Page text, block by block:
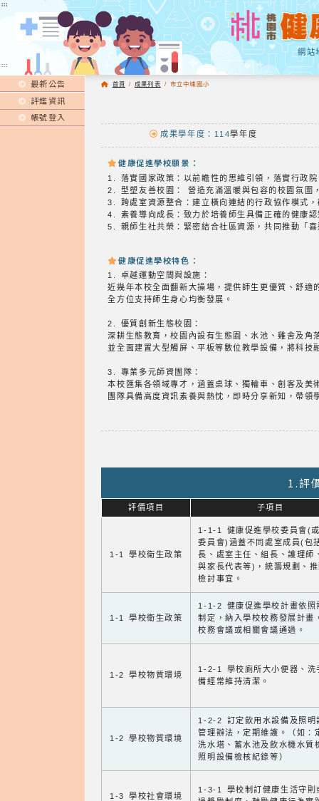
:::
網站
:::
最新公告
評鑑資訊
帳號登入
首頁 / 成果列表 / 市立中埔國小
成果學年度：114學年度
健康促進學校願景：
1. 落實國家政策：以前瞻性的思維引領，落實行
2. 型塑友善校園： 營造充滿溫暖與包容的校園氛
3. 跨處室資源整合：建立橫向連結的行政協作模
4. 素養導向成長：致力於培養師生具備正確的健
5. 親師生社共榮：緊密結合社區資源，共同推動
健康促進學校特色：
1. 卓越運動空間與設施：
近幾年本校全面翻新大操場，提供師生更優質、舒
全方位支持師生身心均衡發展。
2. 優質創新生態校園：
深耕生態教育，校園內設有生態園、水池、雞舍及
並全面建置大型觸屏、平板等數位教學設備，將科技
3. 專業多元師資團隊：
本校匯集各領域專才，涵蓋桌球、獨輪車、創客及
團隊具備高度資訊素養與熱忱，即時分享新知，帶領
1.評
評價項目 子項目
1-1 學校衛生政策
1-1-1 健康促進學校委員會(
委員會)涵蓋不同處室成員(包
長、處室主任、組長、護理師
與家長代表等)，統籌規劃、
檢討事宜。
1-1 學校衛生政策
1-1-2 健康促進學校計畫依照
制定，納入學校校務發展計畫
校務會議或相關會議通過。
1-2 學校物質環境
1-2-1 學校廁所大小便器、洗
備經常維持清潔。
1-2 學校物質環境
1-2-2 訂定飲用水設備及照明
管理辦法，定期維護。（如：
洗水塔、蓄水池及飲水機水質
照明設備檢核紀錄等）
1-3 學校社會環境
1-3-1 學校制訂健康生活守則
:::